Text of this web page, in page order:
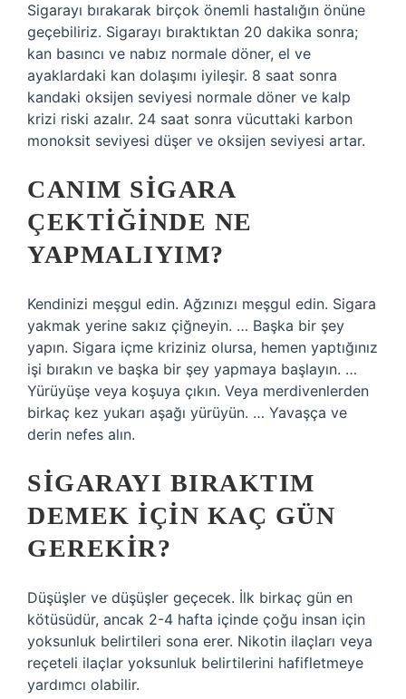
Sigarayı bırakarak birçok önemli hastalığın önüne
geçebiliriz. Sigarayı bıraktıktan 20 dakika sonra;
kan basıncı ve nabız normale döner, el ve
ayaklardaki kan dolaşımı iyileşir. 8 saat sonra
kandaki oksijen seviyesi normale döner ve kalp
krizi riski azalır. 24 saat sonra vücuttaki karbon
monoksit seviyesi düşer ve oksijen seviyesi artar.
CANIM SIGARA
ÇEKTIĞINDE NE
YAPMALIYIM?
Kendinizi meşgul edin. Ağzınızı meşgul edin. Sigara
yakmak yerine sakız çiğneyin. … Başka bir şey
yapın. Sigara içme kriziniz olursa, hemen yaptığınız
işi bırakın ve başka bir şey yapmaya başlayın. …
Yürüyüşe veya koşuya çıkın. Veya merdivenlerden
birkaç kez yukarı aşağı yürüyün. … Yavaşça ve
derin nefes alın.
SIGARAYI BIRAKTIM
DEMEK IÇIN KAÇ GÜN
GEREKIR?
Düşüşler ve düşüşler geçecek. İlk birkaç gün en
kötüsüdür, ancak 2-4 hafta içinde çoğu insan için
yoksunluk belirtileri sona erer. Nikotin ilaçları veya
reçeteli ilaçlar yoksunluk belirtilerini hafifletmeye
yardımcı olabilir.